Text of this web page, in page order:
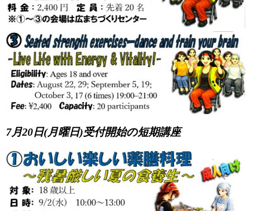
7月20日(月曜日)受付開始の短期講座